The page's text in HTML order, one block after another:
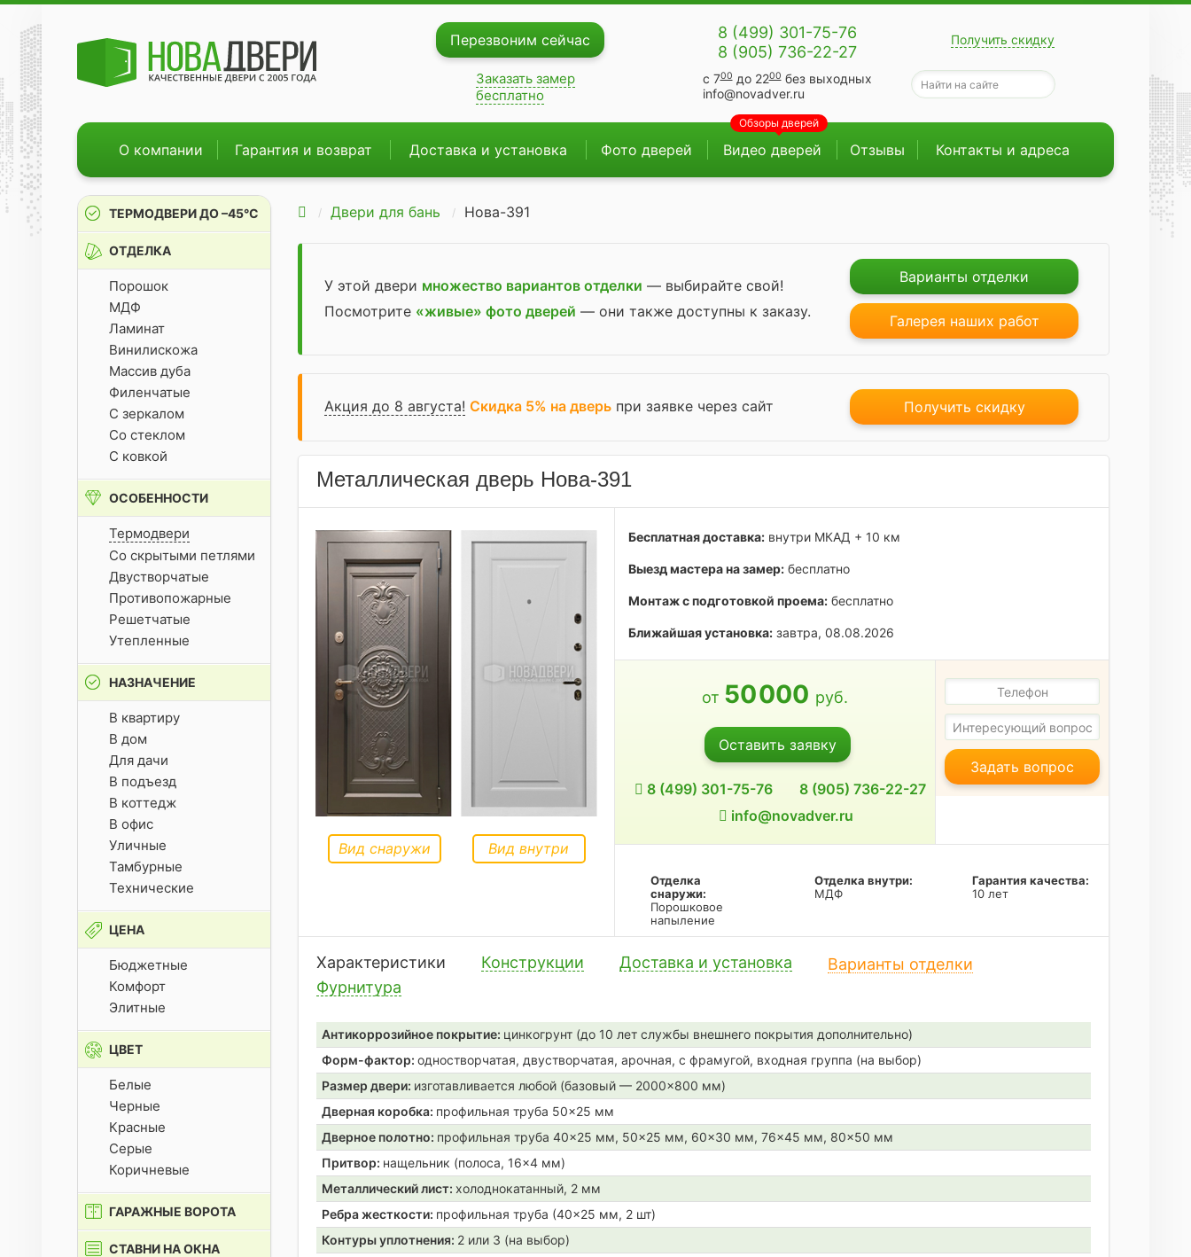
Перезвоним сейчас
Заказать замер
бесплатно
8 (499) 301-75-76
8 (905) 736-22-27
с 700до 2200без выходных
info@novadver.ru
Получить скидку
О компании Гарантия и возврат Доставка и установка Фото дверей Видео дверей
Обзоры дверей
Отзывы Контакты и адреса
Двери для бань Нова-391
У этой двери множество вариантов отделки — выбирайте свой!
Посмотрите «живые» фото дверей — они также доступны к заказу.
Варианты отделки
Галерея наших работ
Акция до 8 августа! Скидка 5% на дверь при заявке через сайт Получить скидку
Металлическая дверь Нова-391
Вид снаружи Вид внутри
Бесплатная доставка: внутри МКАД + 10 км
Выезд мастера на замер: бесплатно
Монтаж с подготовкой проема: бесплатно
Ближайшая установка: завтра, 08.08.2026
от 50000 руб.
Оставить заявку
8 (499) 301-75-76
8 (905) 736-22-27
info@novadver.ru
Задать вопрос
Отделка
снаружи:
Порошковое
напыление
Отделка внутри:
МДФ
Гарантия качества:
10 лет
Характеристики Конструкции Доставка и установка
Варианты отделки
Фурнитура
Антикоррозийное покрытие: цинкогрунт (до 10 лет службы внешнего покрытия дополнительно)
Форм-фактор: одностворчатая, двустворчатая, арочная, с фрамугой, входная группа (на выбор)
Размер двери: изготавливается любой (базовый — 2000×800 мм)
Дверная коробка: профильная труба 50×25 мм
Дверное полотно: профильная труба 40×25 мм, 50×25 мм, 60×30 мм, 76×45 мм, 80×50 мм
Притвор: нащельник (полоса, 16×4 мм)
Металлический лист: холоднокатанный, 2 мм
Ребра жесткости: профильная труба (40×25 мм, 2 шт)
Контуры уплотнения: 2 или 3 (на выбор)
ТЕРМОДВЕРИ ДО –45°С
ОТДЕЛКА
Порошок
МДФ
Ламинат
Винилискожа
Массив дуба
Филенчатые
С зеркалом
Со стеклом
С ковкой
ОСОБЕННОСТИ
Термодвери
Со скрытыми петлями
Двустворчатые
Противопожарные
Решетчатые
Утепленные
НАЗНАЧЕНИЕ
В квартиру
В дом
Для дачи
В подъезд
В коттедж
В офис
Уличные
Тамбурные
Технические
ЦЕНА
Бюджетные
Комфорт
Элитные
ЦВЕТ
Белые
Черные
Красные
Серые
Коричневые
ГАРАЖНЫЕ ВОРОТА
СТАВНИ НА ОКНА